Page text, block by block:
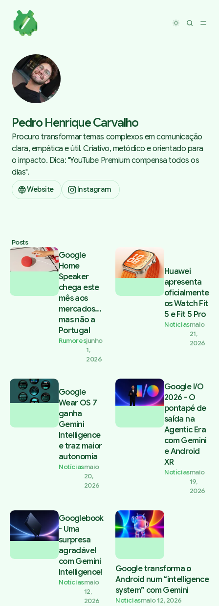
Toggle
Pedro Henrique Carvalho
Procuro transformar temas complexos em comunicação
clara, empática e útil. Criativo, metódico e orientado para
o impacto. Dica: "YouTube Premium compensa todos os
dias".
Website Instagram
Posts
Google
Home
Speaker
chega este
mês aos
mercados...
mas não a
Portugal
Rumoresjunho
1,
2026
Huawei
apresenta
oficialmente
os Watch Fit
5 e Fit 5 Pro
Notíciasmaio
21,
2026
Google
Wear OS 7
ganha
Gemini
Intelligence
e traz maior
autonomia
Notíciasmaio
20,
2026
Google I/O
2026 - O
pontapé de
saída na
Agentic Era
com Gemini
e Android
XR
Notíciasmaio
19,
2026
Googlebook
- Uma
surpresa
agradável
com Gemini
Intelligence!
Notíciasmaio
12,
2026
Google transforma o
Android num “intelligence
system” com Gemini
Notíciasmaio 12, 2026